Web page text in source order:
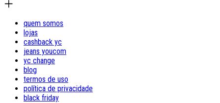
quem somos
lojas
cashback yc
jeans youcom
yc change
blog
termos de uso
política de privacidade
black friday